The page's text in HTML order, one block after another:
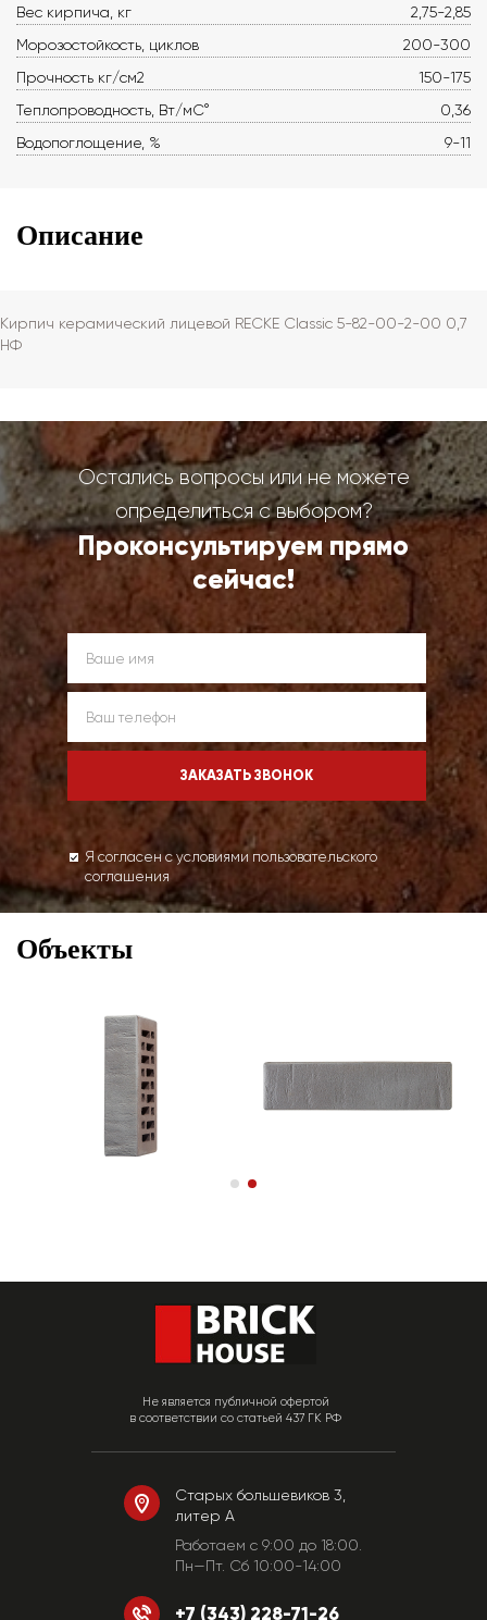
Вес кирпича, кг
2,75-2,85
Морозостойкость, циклов
200-300
Прочность кг/см2
150-175
Теплопроводность, Вт/мС°
0,36
Водопоглощение, %
9-11
Описание
Кирпич керамический лицевой RECKE Сlassic 5-82-00-2-00 0,7
НФ
Остались вопросы или не можете
определиться с выбором?
Проконсультируем прямо
сейчас!
Я согласен с условиями пользовательского
соглашения
Объекты
Не является публичной офертой
в соответствии со статьей 437 ГК РФ
Старых большевиков 3,
литер А
Работаем c 9:00 до 18:00.
Пн—Пт. Сб 10:00-14:00
+7 (343) 228-71-26